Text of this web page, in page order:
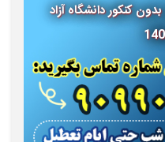
کنکور دانشگاه آزاد